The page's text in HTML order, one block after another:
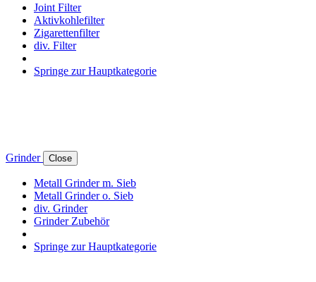
Joint Filter
Aktivkohlefilter
Zigarettenfilter
div. Filter
Springe zur Hauptkategorie
Grinder Close
Metall Grinder m. Sieb
Metall Grinder o. Sieb
div. Grinder
Grinder Zubehör
Springe zur Hauptkategorie